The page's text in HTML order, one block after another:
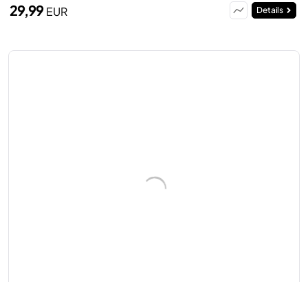
29,99EUR Details